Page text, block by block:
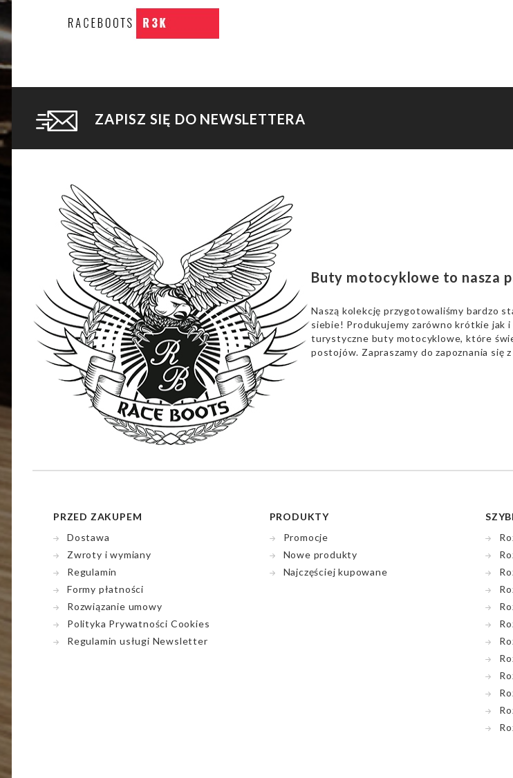
ZAPISZ SIĘ DO NEWSLETTERA
Buty motocyklowe to nasza
Naszą kolekcję przygotowaliśmy bardzo
siebie! Produkujemy zarówno krótkie jak
turystyczne buty motocyklowe, które
postojów. Zapraszamy do zapoznania się
PRZED ZAKUPEM
Dostawa
Zwroty i wymiany
Regulamin
Formy płatności
Rozwiązanie umowy
Polityka Prywatności Cookies
Regulamin usługi Newsletter
PRODUKTY
Promocje
Nowe produkty
Najczęściej kupowane